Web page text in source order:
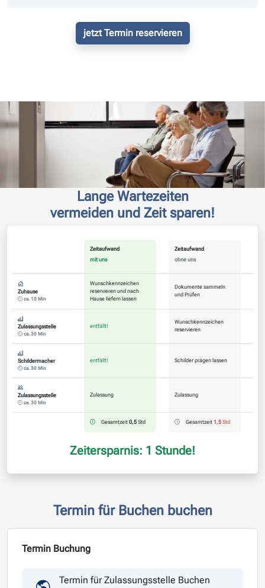
jetzt Termin reservieren
Lange Wartezeiten
vermeiden und Zeit sparen!
Zeitaufwand
mit uns
Zeitaufwand
ohne uns
Zuhause
ca. 10 Min
Wunschkennzeichen
reservieren und nach
Hause liefern lassen
Dokumente sammeln
und Prüfen
Zulassungsstelle
ca. 30 Min
entfällt!
Wunschkennzeichen
reservieren
Schildermacher
ca. 30 Min
entfällt! Schilder prägen lassen
Zulassungsstelle
ca. 30 Min
Zulassung Zulassung
Gesamtzeit 0,5 Std Gesamtzeit 1,5 Std
Zeitersparnis: 1 Stunde!
Termin für Buchen buchen
Termin Buchung
Termin für Zulassungsstelle Buchen